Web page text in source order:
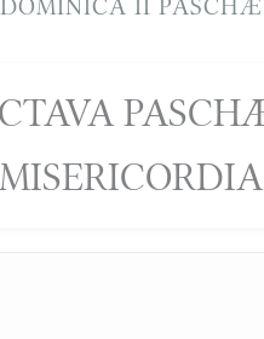
DOMINICA II PASCHÆ
MISERICORDIA